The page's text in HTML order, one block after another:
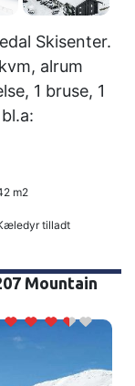
Skisenter.
alrum
1 bruse, 1
m2
tilladt
Mountain